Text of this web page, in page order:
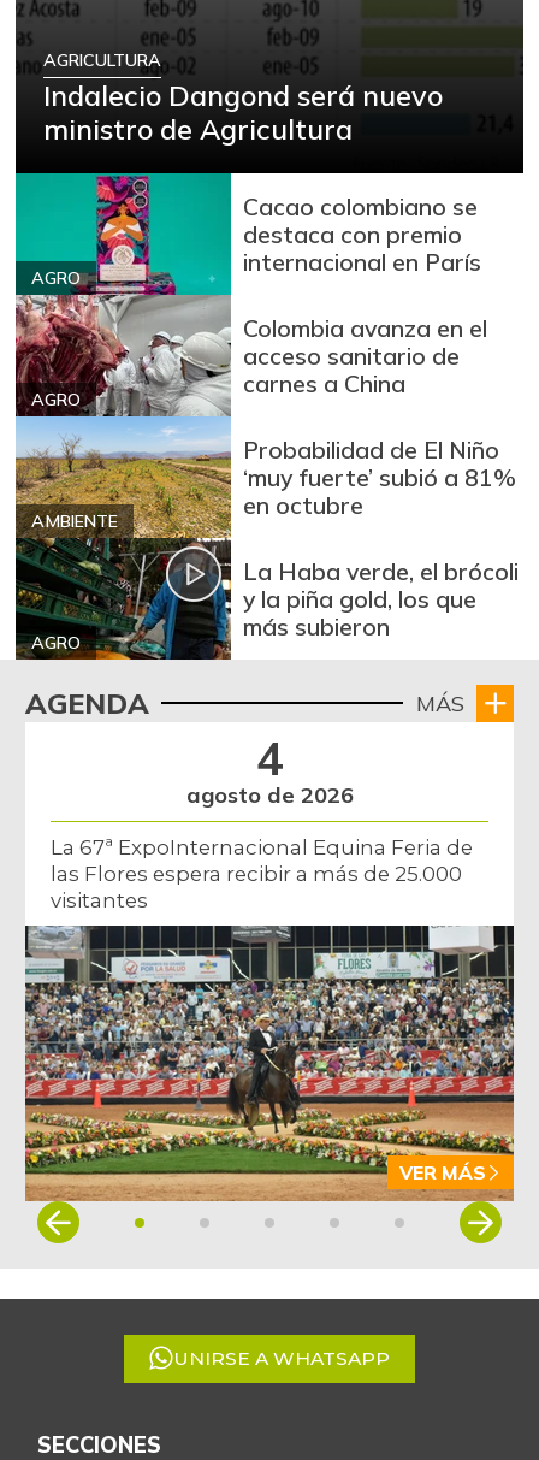
AGRICULTURA
Indalecio Dangond será nuevo
ministro de Agricultura
AGRO
Cacao colombiano se
destaca con premio
internacional en París
AGRO
Colombia avanza en el
acceso sanitario de
carnes a China
AMBIENTE
Probabilidad de El Niño
‘muy fuerte’ subió a 81%
en octubre
AGRO
La Haba verde, el brócoli
y la piña gold, los que
más subieron
AGENDA MÁS
4
agosto de 2026
La 67ª ExpoInternacional Equina Feria de
las Flores espera recibir a más de 25.000
visitantes
VER MÁS
Item
5
UNIRSE A WHATSAPP
SECCIONES